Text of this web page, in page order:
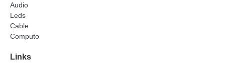
Audio
Leds
Cable
Computo
Links